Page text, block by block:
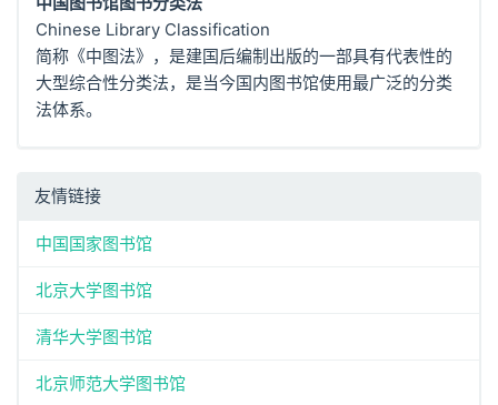
Chinese Library Classification
简称《中图法》，是建国后编制出版的一部具有代表性的
大型综合性分类法，是当今国内图书馆使用最广泛的分类
法体系。
友情链接
中国国家图书馆
北京大学图书馆
清华大学图书馆
北京师范大学图书馆